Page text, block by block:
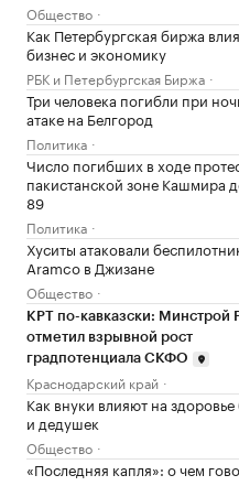
Общество
Как Петербургская биржа
бизнес и экономику
РБК и Петербургская Биржа
Три человека погибли при
атаке на Белгород
Политика
Число погибших в ходе
пакистанской зоне Кашмира
89
Политика
Хуситы атаковали
Aramco в Джизане
Общество
КРТ по-кавказски: Минстрой
отметил взрывной рост
градпотенциала СКФО
Краснодарский край
Как внуки влияют на
и дедушек
Общество
«Последняя капля»: о чем